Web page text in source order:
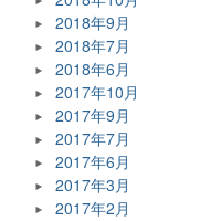
2018年9月
2018年7月
2018年6月
2017年10月
2017年9月
2017年7月
2017年6月
2017年3月
2017年2月